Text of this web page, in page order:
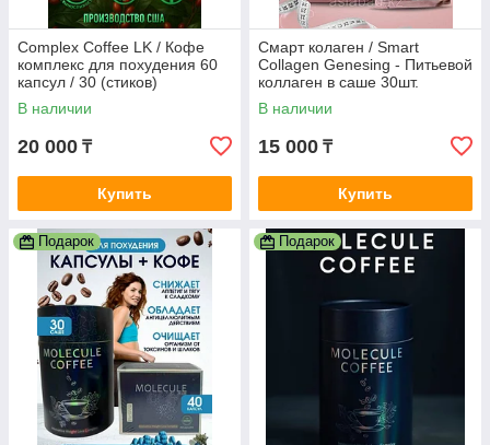
Complex Coffee LK / Кофе
комплекс для похудения 60
капсул / 30 (стиков)
растворимого кофе /
Премиум-класс для
В наличии
20 000 ₸
Купить
Смарт колаген / Smart
Collagen Genesing - Питьевой
коллаген в саше 30шт.
В наличии
15 000 ₸
Купить
Подарок Подарок